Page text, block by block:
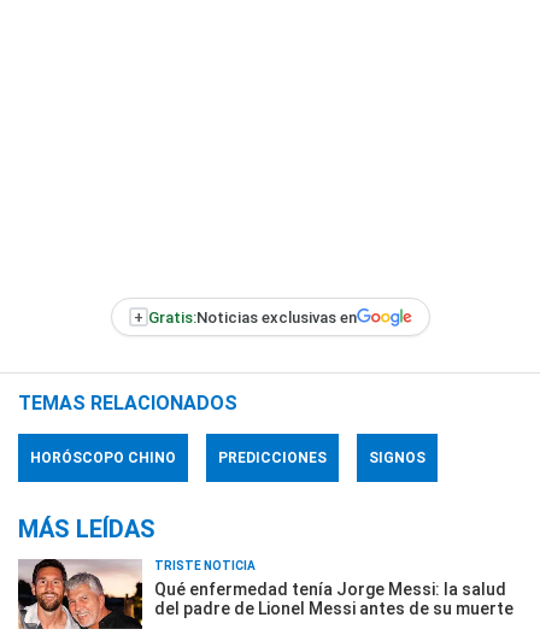
+ Gratis:Noticias exclusivas en
TEMAS RELACIONADOS
HORÓSCOPO CHINO PREDICCIONES SIGNOS
MÁS LEÍDAS
TRISTE NOTICIA
Qué enfermedad tenía Jorge Messi: la salud
del padre de Lionel Messi antes de su muerte